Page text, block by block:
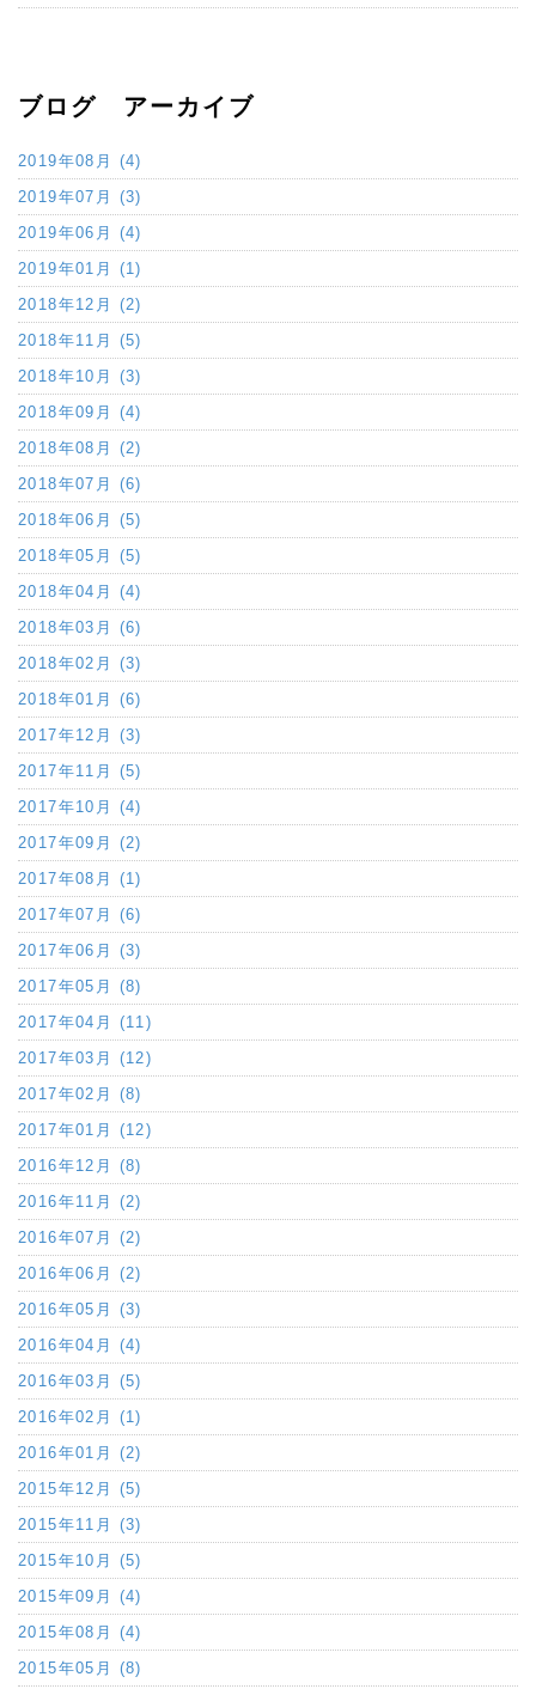
ブログ アーカイブ
2019年08月 (4)
2019年07月 (3)
2019年06月 (4)
2019年01月 (1)
2018年12月 (2)
2018年11月 (5)
2018年10月 (3)
2018年09月 (4)
2018年08月 (2)
2018年07月 (6)
2018年06月 (5)
2018年05月 (5)
2018年04月 (4)
2018年03月 (6)
2018年02月 (3)
2018年01月 (6)
2017年12月 (3)
2017年11月 (5)
2017年10月 (4)
2017年09月 (2)
2017年08月 (1)
2017年07月 (6)
2017年06月 (3)
2017年05月 (8)
2017年04月 (11)
2017年03月 (12)
2017年02月 (8)
2017年01月 (12)
2016年12月 (8)
2016年11月 (2)
2016年07月 (2)
2016年06月 (2)
2016年05月 (3)
2016年04月 (4)
2016年03月 (5)
2016年02月 (1)
2016年01月 (2)
2015年12月 (5)
2015年11月 (3)
2015年10月 (5)
2015年09月 (4)
2015年08月 (4)
2015年05月 (8)